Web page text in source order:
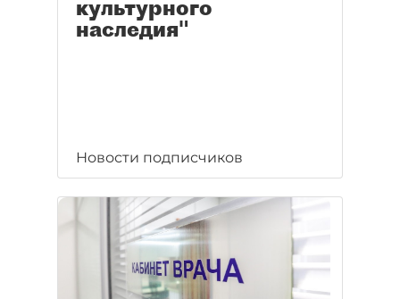
культурного
наследия"
Новости подписчиков